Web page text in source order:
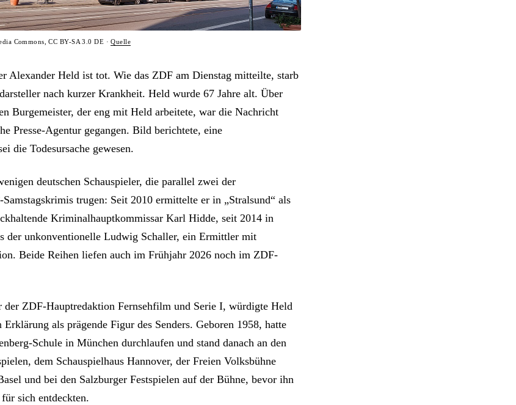
Commons, CC BY-SA 3.0 DE ·Quelle
Alexander Held ist tot. Wie das ZDF am Dienstag mitteilte, starb
nach kurzer Krankheit. Held wurde 67 Jahre alt. Über
Burgemeister, der eng mit Held arbeitete, war die Nachricht
Presse-Agentur gegangen. Bild berichtete, eine
die Todesursache gewesen.
deutschen Schauspieler, die parallel zwei der
trugen: Seit 2010 ermittelte er in „Stralsund“ als
Kriminalhauptkommissar Karl Hidde, seit 2014 in
der unkonventionelle Ludwig Schaller, ein Ermittler mit
Beide Reihen liefen auch im Frühjahr 2026 noch im ZDF-
der ZDF-Hauptredaktion Fernsehfilm und Serie I, würdigte Held
als prägende Figur des Senders. Geboren 1958, hatte
Schule in München durchlaufen und stand danach an den
dem Schauspielhaus Hannover, der Freien Volksbühne
und bei den Salzburger Festspielen auf der Bühne, bevor ihn
sich entdeckten.